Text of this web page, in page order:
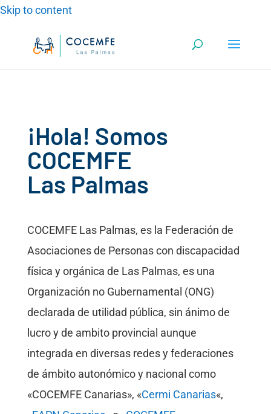
Skip to content
¡Hola! Somos
COCEMFE
Las Palmas
COCEMFE Las Palmas, es la Federación de
Asociaciones de Personas con discapacidad
física y orgánica de Las Palmas, es una
Organización no Gubernamental (ONG)
declarada de utilidad pública, sin ánimo de
lucro y de ambito provincial aunque
integrada en diversas redes y federaciones
de ámbito autonómico y nacional como
«COCEMFE Canarias», «Cermi Canarias«,